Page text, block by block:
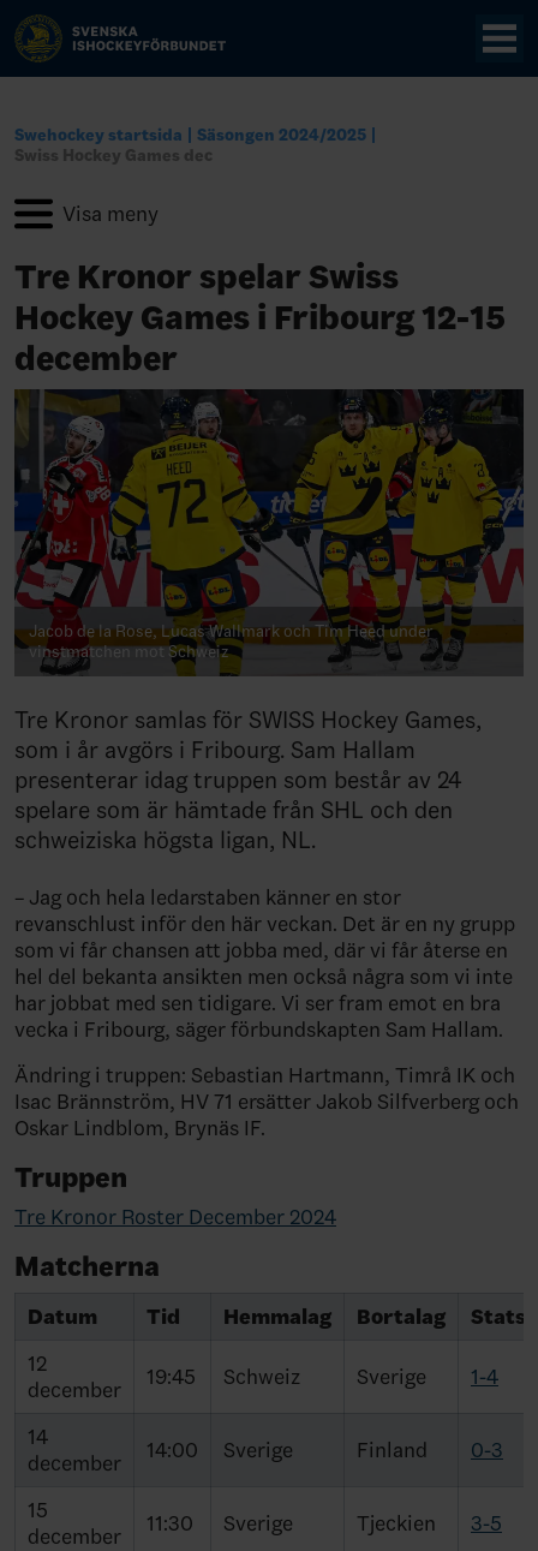
Swehockey startsida
Säsongen 2024/2025
Swiss Hockey Games dec
Tre Kronor spelar Swiss
Hockey Games i Fribourg 12-15
december
Jacob de la Rose, Lucas Wallmark och Tim Heed under
vinstmatchen mot Schweiz
Tre Kronor samlas för SWISS Hockey Games,
som i år avgörs i Fribourg. Sam Hallam
presenterar idag truppen som består av 24
spelare som är hämtade från SHL och den
schweiziska högsta ligan, NL.
– Jag och hela ledarstaben känner en stor
revanschlust inför den här veckan. Det är en ny grupp
som vi får chansen att jobba med, där vi får återse en
hel del bekanta ansikten men också några som vi inte
har jobbat med sen tidigare. Vi ser fram emot en bra
vecka i Fribourg, säger förbundskapten Sam Hallam.
Ändring i truppen: Sebastian Hartmann, Timrå IK och
Isac Brännström, HV 71 ersätter Jakob Silfverberg och
Oskar Lindblom, Brynäs IF.
Truppen
Tre Kronor Roster December 2024
Matcherna
Datum Tid Hemmalag Bortalag
Stats
12
december
19:45 Schweiz Sverige 1-4
14
december
14:00 Sverige Finland 0-3
15
december
11:30 Sverige Tjeckien 3-5